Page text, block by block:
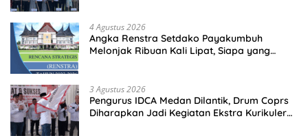
4 Agustus 2026
Angka Renstra Setdako Payakumbuh
Melonjak Ribuan Kali Lipat, Siapa yang
3 Agustus 2026
Pengurus IDCA Medan Dilantik, Drum Coprs
Diharapkan Jadi Kegiatan Ekstra Kurikuler